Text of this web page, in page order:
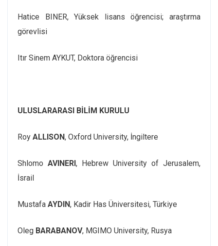
Hatice BINER, Yüksek lisans öğrencisi; araştırma
görevlisi
Itır Sinem AYKUT, Doktora öğrencisi
ULUSLARARASI BİLİM KURULU
Roy ALLISON, Oxford University, İngiltere
Shlomo AVINERI, Hebrew University of Jerusalem,
İsrail
Mustafa AYDIN, Kadir Has Üniversitesi, Türkiye
Oleg BARABANOV, MGIMO University, Rusya